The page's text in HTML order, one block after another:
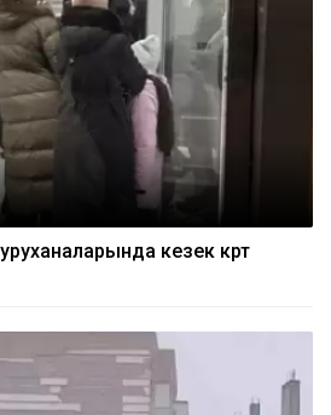
кезек күрт